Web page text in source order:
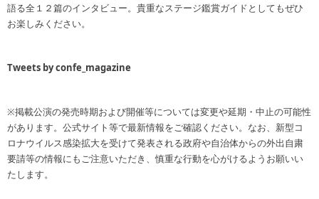
語る全１２篇のインタビュー。貴重なステージ鑑賞ガイドとしてもぜひ
お楽しみください。
Tweets by confe_magazine
※掲載公演の発売時期および開催等については変更や延期・中止の可能性
があります。公式サイト等で最新情報をご確認ください。なお、新型コ
ロナウイルス感染拡大を受けて発表される政府や自治体からの外出自粛
要請等の情報にもご注意いただき、慎重な行動を心がけるようお願いい
たします。